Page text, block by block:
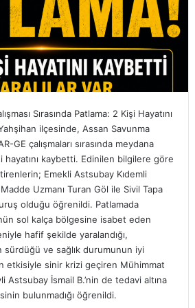
Sırasında Patlama: 2 Kişi Hayatını
ilçesinde, Assan Savunma
GE çalışmaları sırasında meydana
hayatını kaybetti. Edinilen bilgilere göre
Emekli Astsubay Kıdemli
Uzmanı Turan Göl ile Sivil Tapa
olduğu öğrenildi. Patlamada
sol kalça bölgesine isabet eden
hafif şekilde yaralandığı,
ve sağlık durumunun iyi
etkisiyle sinir krizi geçiren Mühimmat
Astsubay İsmail B.’nin de tedavi altına
bulunmadığı öğrenildi.